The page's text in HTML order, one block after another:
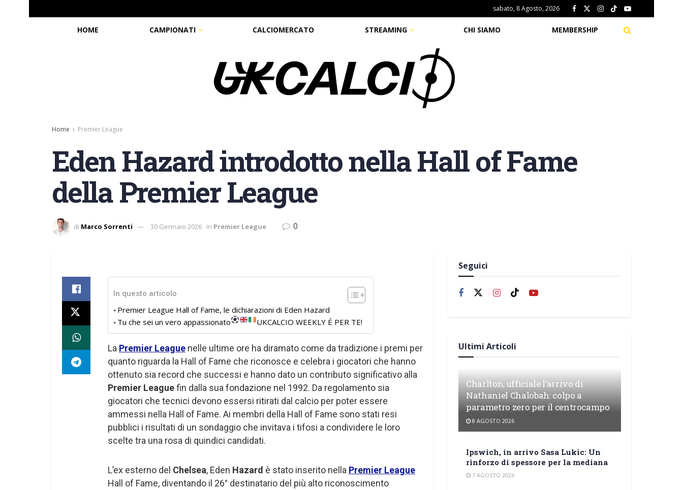
sabato, 8 Agosto, 2026
HOME CAMPIONATI CALCIOMERCATO STREAMING CHI SIAMO MEMBERSHIP
Home Premier League
Eden Hazard introdotto nella Hall of Fame
della Premier League
di Marco Sorrenti 30 Gennaio 2026 in Premier League 0
In questo articolo
Premier League Hall of Fame, le dichiarazioni di Eden Hazard
Tu che sei un vero appassionato
UKCALCIO WEEKLY É PER TE!
La Premier League nelle ultime ore ha diramato come da tradizione i premi per
quanto riguarda la Hall of Fame che riconosce e celebra i giocatori che hanno
ottenuto sia record che successi e hanno dato un contributo significativo alla
Premier Leaguefin dalla sua fondazione nel 1992. Da regolamento sia
giocatori che tecnici devono essersi ritirati dal calcio per poter essere
ammessi nella Hall of Fame. Ai membri della Hall of Fame sono stati resi
pubblici i risultati di un sondaggio che invitava i tifosi a condividere le loro
scelte tra una rosa di quindici candidati.
L’ex esterno del Chelsea, Eden Hazard è stato inserito nella Premier League
Hall of Fame, diventando il 26° destinatario del più alto riconoscimento
Seguici
Ultimi Articoli
Charlton, ufficiale l’arrivo di
Nathaniel Chalobah: colpo a
parametro zero per il centrocampo
8 AGOSTO 2026
Ipswich, in arrivo Sasa Lukic: Un
rinforzo di spessore per la mediana
7 AGOSTO 2026